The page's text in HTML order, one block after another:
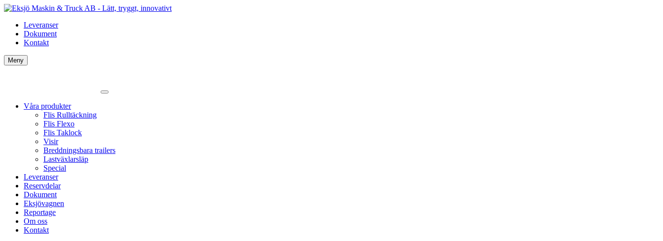
Leveranser
Dokument
Kontakt
Meny
Våra produkter
Flis Rulltäckning
Flis Flexo
Flis Taklock
Visir
Breddningsbara trailers
Lastväxlarsläp
Special
Leveranser
Reservdelar
Dokument
Eksjövagnen
Reportage
Om oss
Kontakt